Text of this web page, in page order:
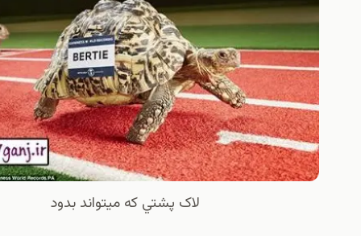
لاک پشتي كه ميتواند بدود